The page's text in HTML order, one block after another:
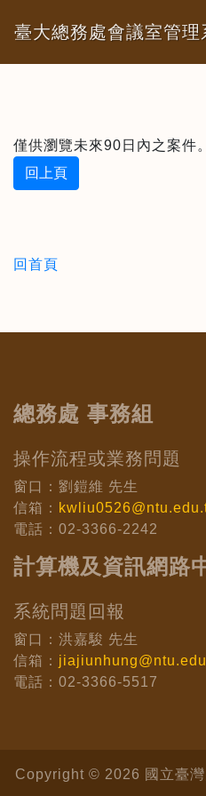
臺大總務處會議室管理
僅供瀏覽未來90日內之案件。
回上頁
回首頁
總務處 事務組
操作流程或業務問題
窗口：劉鎧維 先生
信箱：
電話：02-3366-2242
計算機及資訊網路
系統問題回報
窗口：洪嘉駿 先生
信箱：
電話：02-3366-5517
Copyright © 2026 國立臺